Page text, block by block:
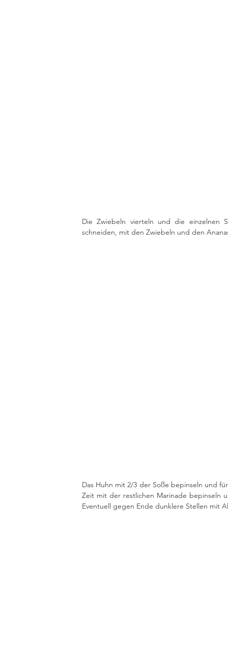
Die Zwiebeln vierteln und die einzelnen
schneiden, mit den Zwiebeln und den
Das Huhn mit 2/3 der Soße bepinseln und
Zeit mit der restlichen Marinade bepinseln
Eventuell gegen Ende dunklere Stellen mit